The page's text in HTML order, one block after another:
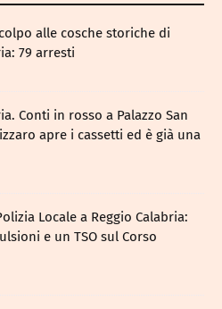
alle cosche storiche di
79 arresti
Conti in rosso a Palazzo San
apre i cassetti ed è già una
Locale a Reggio Calabria:
e un TSO sul Corso